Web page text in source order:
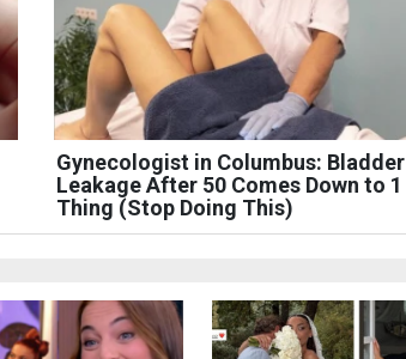
Gynecologist in Columbus: Bladder
Leakage After 50 Comes Down to 1
Thing (Stop Doing This)